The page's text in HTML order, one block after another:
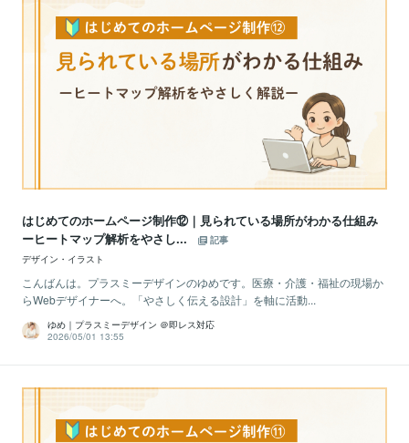
はじめてのホームページ制作⑫｜見られている場所がわかる仕組み
ーヒートマップ解析をやさし...
記事
デザイン・イラスト
こんばんは。プラスミーデザインのゆめです。医療・介護・福祉の現場か
らWebデザイナーへ。「やさしく伝える設計」を軸に活動...
ゆめ｜プラスミーデザイン ＠即レス対応
2026/05/01 13:55